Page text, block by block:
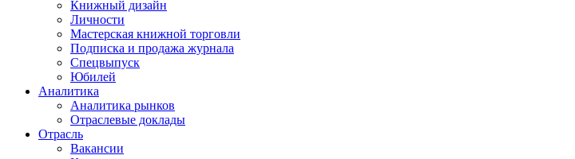
Книжный дизайн
Личности
Мастерская книжной торговли
Подписка и продажа журнала
Спецвыпуск
Юбилей
Аналитика
Аналитика рынков
Отраслевые доклады
Отрасль
Вакансии